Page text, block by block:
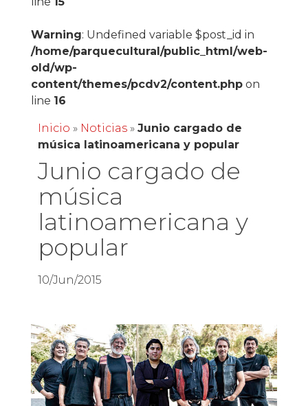
Warning: Undefined variable $post_id in
/home/parquecultural/public_html/web-
old/wp-
content/themes/pcdv2/content.phpon
line 16
Inicio » Noticias» Junio cargado de
música latinoamericana y popular
Junio cargado de
música
latinoamericana y
popular
10/Jun/2015